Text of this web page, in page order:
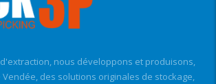
nous développons et produisons,
des solutions originales de stockage,